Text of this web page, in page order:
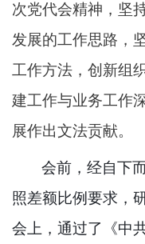
次党代会精神，坚
发展的工作思路，
工作方法，创新组
建工作与业务工作
展作出文法贡献。
会前，经自下
照差额比例要求，
会上，通过了《中